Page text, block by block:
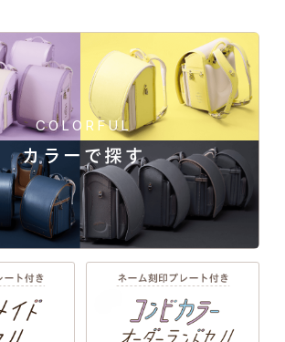
した肌馴染みの良い質感に大きめシボで
。縁はパールで落ち着いた上品な佇ま
風合いになります。
ハイブリッド157シボの
商品一覧
「大好き」や「ワクワク」を叶え
ズのデザインと100超のカラーライ
ンドセル探しは、お子さまの“感
しさ”が花開く絶好のチャンス。
詳しく見る
COLORFUL
カラーで探す